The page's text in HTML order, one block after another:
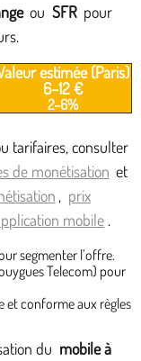
ou SFR pour
estimée (Paris)
6–12 €
2–6%
tarifaires, consulter
de monétisation et
, prix
mobile .
segmenter l’offre.
Telecom) pour
et conforme aux règles
du mobile à